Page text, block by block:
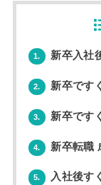
1. 新卒入社
2. 新卒です
3. 新卒です
4. 新卒転職
5. 入社後す